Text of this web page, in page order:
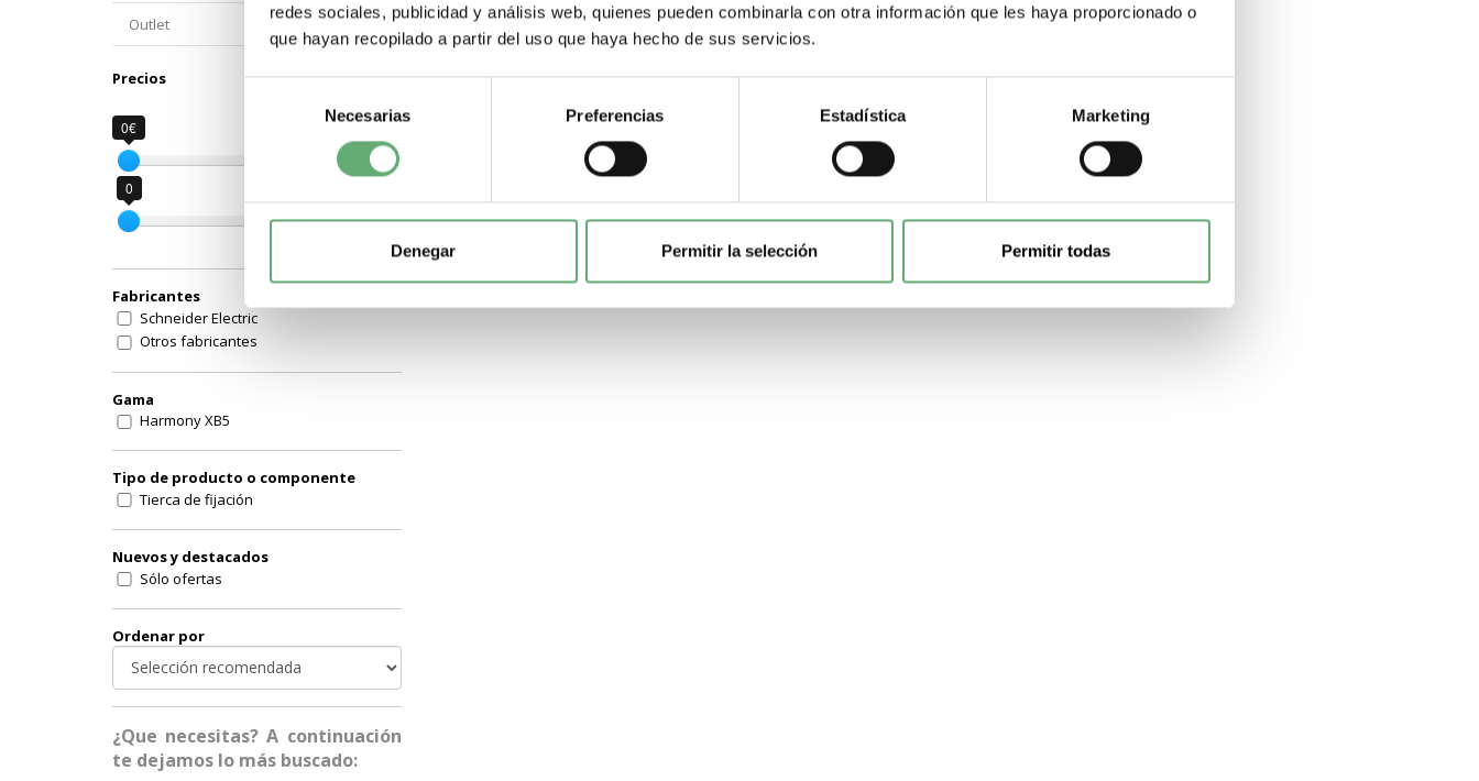
redes sociales, publicidad y análisis web, quienes pueden combinarla con otra información que les haya proporcionado o
que hayan recopilado a partir del uso que haya hecho de sus servicios.
consentimiento
Necesarias Preferencias Estadística Marketing
Denegar Permitir la selección Permitir todas
Outlet
Precios
0€ 4€
0
Fabricantes
Schneider Electric
Otros fabricantes
Gama
Harmony XB5
Tipo de producto o componente
Tierca de fijación
Nuevos y destacados
Sólo ofertas
Ordenar por
¿Que necesitas? A continuación
te dejamos lo más buscado: